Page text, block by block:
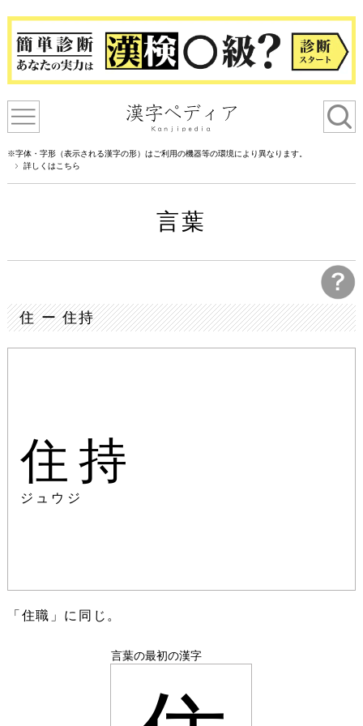
※字体・字形（表示される漢字の形）はご利用の機器等の環境により異なります。
詳しくはこちら
言葉
住 ー 住持
住持
ジュウジ
「住職」に同じ。
言葉の最初の漢字